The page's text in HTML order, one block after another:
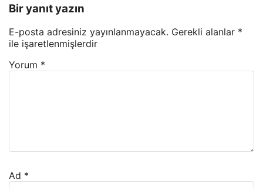
Bir yanıt yazın
E-posta adresiniz yayınlanmayacak. Gerekli alanlar *
ile işaretlenmişlerdir
Yorum *
Ad *